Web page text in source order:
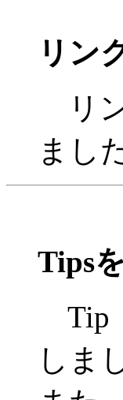
リン
リ
まし
Tips
Tip
しま